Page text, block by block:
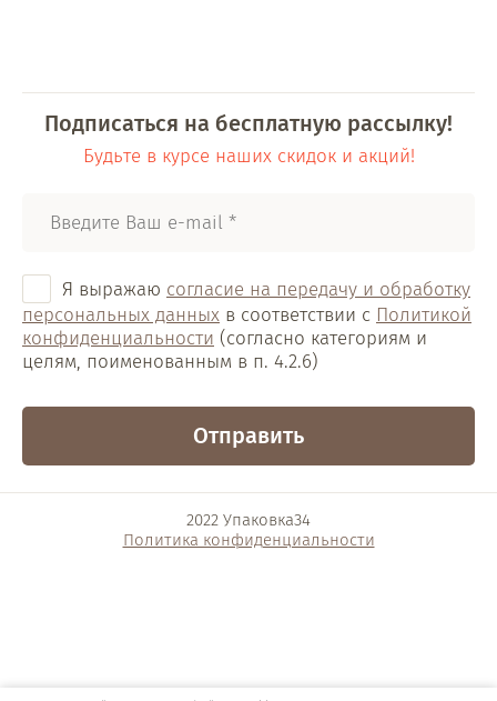
Подписаться на бесплатную рассылку!
Будьте в курсе наших скидок и акций!
Я выражаю согласие на передачу и обработку
персональных данных в соответствии с Политикой
конфиденциальности (согласно категориям и
целям, поименованным в п. 4.2.6)
Отправить
2022 Упаковка34
Политика конфиденциальности